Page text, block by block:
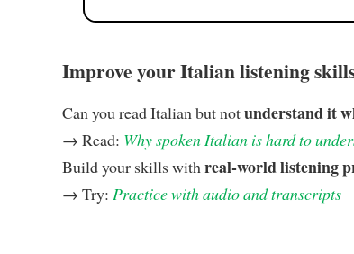
Improve your Italian listening
Can you read Italian but notunderstand it
→ Read: Why spoken Italian is hard to
Build your skills with real-world listening
→ Try: Practice with audio and transcripts